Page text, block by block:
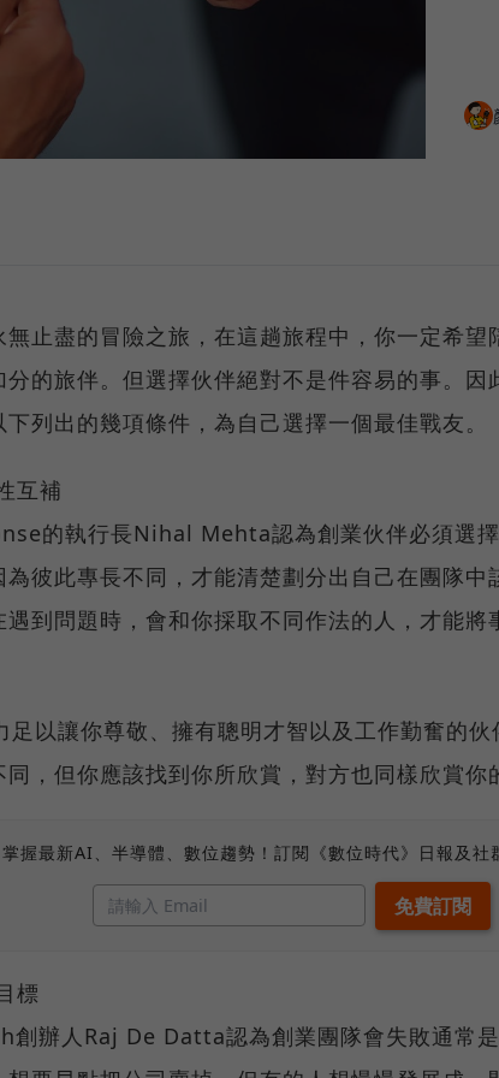
止盡的冒險之旅，在這趟旅程中，你一定希望
分的旅伴。但選擇伙伴絕對不是件容易的事。因
列出的幾項條件，為自己選擇一個最佳戰友。
互補
的執行長Nihal Mehta認為創業伙伴必須選
彼此專長不同，才能清楚劃分出自己在團隊中
到問題時，會和你採取不同作法的人，才能將
以讓你尊敬、擁有聰明才智以及工作勤奮的伙
，但你應該找到你所欣賞，對方也同樣欣賞你
掌握最新AI、半導體、數位趨勢！訂閱《數位時代》日報及社
標
辦人Raj De Datta認為創業團隊會失敗通常